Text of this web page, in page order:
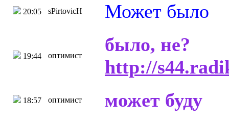
20:05 sPirtovicH Может было
19:44 оптимист
было, не?
http://
18:57 оптимист может буду